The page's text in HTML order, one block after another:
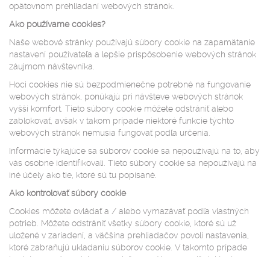
opätovnom prehliadaní webových stránok.
Ako používame cookies?
Naše webové stránky používajú súbory cookie na zapamätanie
nastavení používateľa a lepšie prispôsobenie webových stránok
záujmom návštevníka.
Hoci cookies nie sú bezpodmienečne potrebné na fungovanie
webových stránok, ponúkajú pri návšteve webových stránok
vyšší komfort. Tieto súbory cookie môžete odstrániť alebo
zablokovať, avšak v takom prípade niektoré funkcie týchto
webových stránok nemusia fungovať podľa určenia.
Informácie týkajúce sa súborov cookie sa nepoužívajú na to, aby
vás osobne identifikovali. Tieto súbory cookie sa nepoužívajú na
iné účely ako tie, ktoré sú tu popísané.
Ako kontrolovať súbory cookie
Cookies môžete ovládať a / alebo vymazávať podľa vlastných
potrieb. Môžete odstrániť všetky súbory cookie, ktoré sú už
uložené v zariadení, a väčšina prehliadačov povolí nastavenia,
ktoré zabraňujú ukladaniu súborov cookie. V takomto prípade